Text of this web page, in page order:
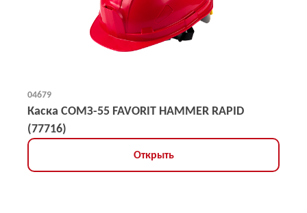
04679
Каска СОМЗ-55 FAVORIT HAMMER RAPID
(77716)
Открыть